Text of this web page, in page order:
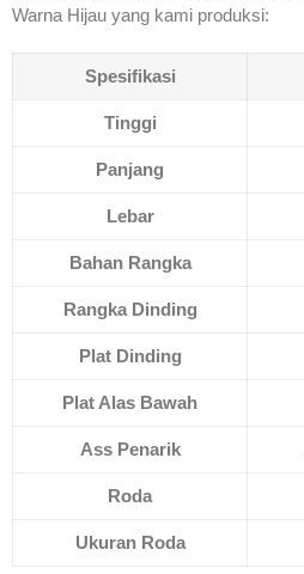
Warna Hijau yang kami produksi:
Spesifikasi
Tinggi
Panjang
Lebar
Bahan Rangka
Rangka Dinding
Plat Dinding
Plat Alas Bawah
Ass Penarik
Roda
Ukuran Roda